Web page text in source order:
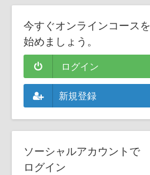
今すぐオンラインコースを
始めましょう。
ログイン
新規登録
ソーシャルアカウントで
ログイン